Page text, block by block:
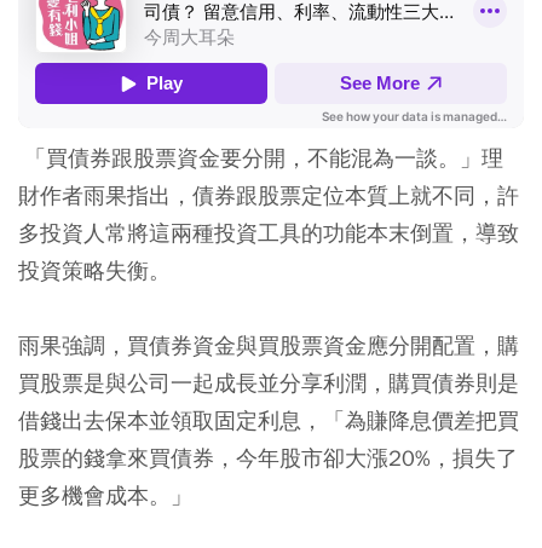
「買債券跟股票資金要分開，不能混為一談。」理
財作者雨果指出，債券跟股票定位本質上就不同，許
多投資人常將這兩種投資工具的功能本末倒置，導致
投資策略失衡。
雨果強調，買債券資金與買股票資金應分開配置，購
買股票是與公司一起成長並分享利潤，購買債券則是
借錢出去保本並領取固定利息，「為賺降息價差把買
股票的錢拿來買債券，今年股市卻大漲20%，損失了
更多機會成本。」